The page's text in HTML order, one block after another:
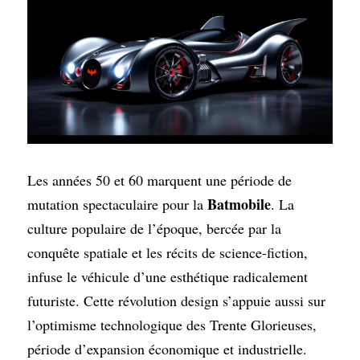
Les années 50 et 60 marquent une période de
mutation spectaculaire pour la Batmobile. La
culture populaire de l’époque, bercée par la
conquête spatiale et les récits de science-fiction,
infuse le véhicule d’une esthétique radicalement
futuriste. Cette révolution design s’appuie aussi sur
l’optimisme technologique des Trente Glorieuses,
période d’expansion économique et industrielle.